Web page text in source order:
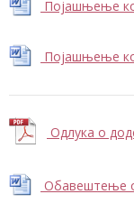
Појашњење
Појашњење
Одлука о
Обавештење